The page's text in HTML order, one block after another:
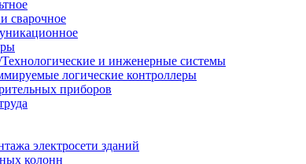
сварочное
и инженерные системы
логические контроллеры
приборов
электросети зданий
колонн